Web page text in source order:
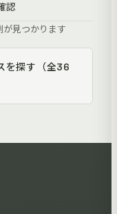
認
見つかります
を探す（全36